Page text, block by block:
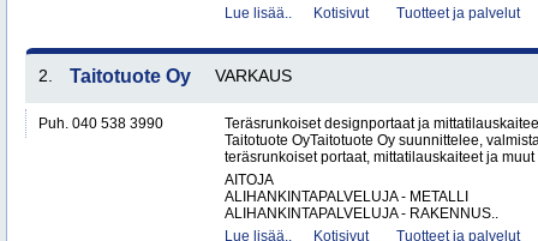
Lue lisää..
Kotisivut Tuotteet ja palvelut
2. Taitotuote Oy VARKAUS
Puh. 040 538 3990
Teräsrunkoiset designportaat ja
Taitotuote OyTaitotuote Oy suunnittelee,
teräsrunkoiset portaat, mittatilauskaiteet ja muut
AITOJA
ALIHANKINTAPALVELUJA - METALLI
ALIHANKINTAPALVELUJA - RAKENNUS..
Lue lisää..
Kotisivut Tuotteet ja palvelut